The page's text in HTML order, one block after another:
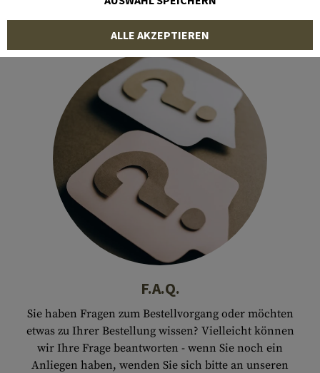
unserer Kunden.
F.A.Q.
Sie haben Fragen zum Bestellvorgang oder möchten
etwas zu Ihrer Bestellung wissen? Vielleicht können
wir Ihre Frage beantworten - wenn Sie noch ein
Anliegen haben, wenden Sie sich bitte an unseren
ALLE AKZEPTIEREN